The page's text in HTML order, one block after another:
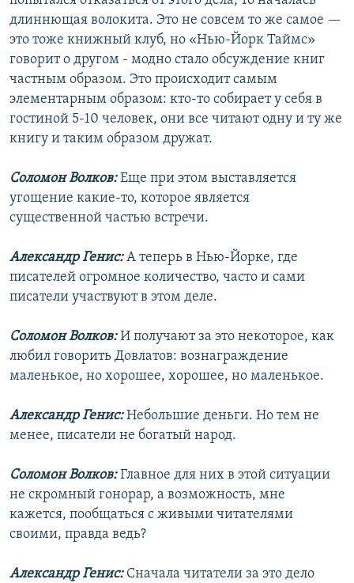
длиннющая волокита. Это не совсем то же самое —
это тоже книжный клуб, но «Нью-Йорк Таймс»
говорит о другом - модно стало обсуждение книг
частным образом. Это происходит самым
элементарным образом: кто-то собирает у себя в
гостиной 5-10 человек, они все читают одну и ту же
книгу и таким образом дружат.
Соломон Волков:Еще при этом выставляется
угощение какие-то, которое является
существенной частью встречи.
Александр Генис:А теперь в Нью-Йорке, где
писателей огромное количество, часто и сами
писатели участвуют в этом деле.
Соломон Волков:И получают за это некоторое, как
любил говорить Довлатов: вознаграждение
маленькое, но хорошее, хорошее, но маленькое.
Александр Генис:Небольшие деньги. Но тем не
менее, писатели не богатый народ.
Соломон Волков:Главное для них в этой ситуации
не скромный гонорар, а возможность, мне
кажется, пообщаться с живыми читателями
своими, правда ведь?
Александр Генис:Сначала читатели за это дело